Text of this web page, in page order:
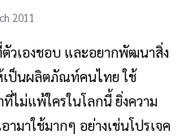
2011
ตัวเองชอบ และอยากพัฒนาสิ่ง
เป็นผลิตภัณท์คนไทย ใช้
ไม่แพ้ใครในโลกนี้ ยิ่งความ
มาใช้มากๆ อย่างเช่นโปรเจค